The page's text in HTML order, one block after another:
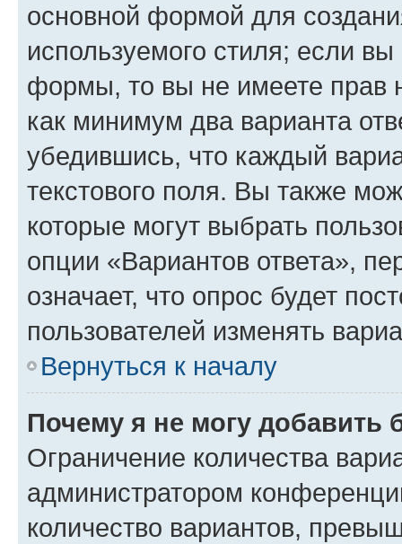
основной формой для
используемого стиля; если
формы, то вы не имеете прав
как минимум два варианта
убедившись, что каждый
текстового поля. Вы также
которые могут выбрать
опции «Вариантов ответа»,
означает, что опрос будет
пользователей изменять
Вернуться к началу
Почему я не могу добавить
Ограничение количества
администратором
количество вариантов,